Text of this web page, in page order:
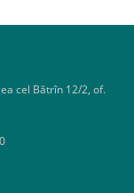
cel Bătrîn 12/2, of.